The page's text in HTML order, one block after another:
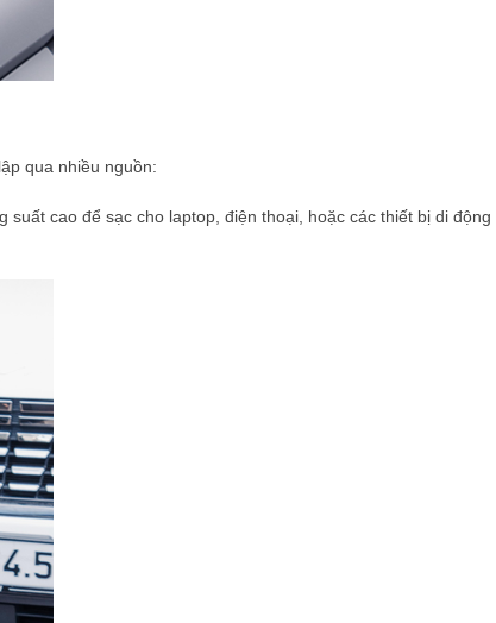
qua nhiều nguồn:
cao để sạc cho laptop, điện thoại, hoặc các thiết bị di động